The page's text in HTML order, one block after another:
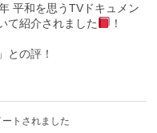
平和を思うTVドキュメン
て紹介されました
！
との評！
トされました